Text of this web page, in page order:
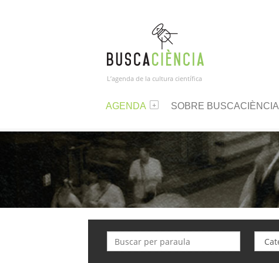
L’agenda de la cultura científica
AGENDA SOBRE BUSCACIÈNCIA